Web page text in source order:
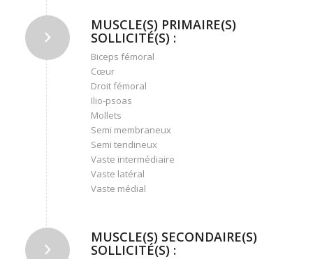
MUSCLE(S) PRIMAIRE(S)
SOLLICITÉ(S) :
Biceps fémoral
Cœur
Droit fémoral
Ilio-psoas
Mollets
Semi membraneux
Semi tendineux
Vaste intermédiaire
Vaste latéral
Vaste médial
MUSCLE(S) SECONDAIRE(S)
SOLLICITÉ(S) :